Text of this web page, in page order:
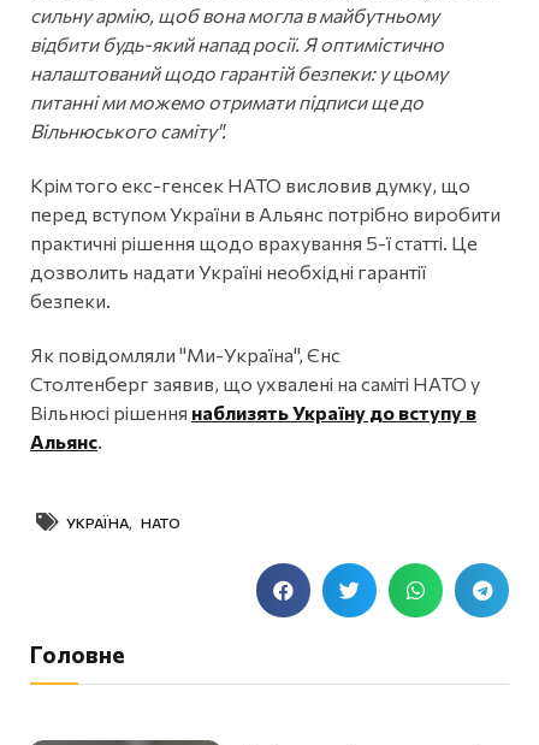
сильну армію, щоб вона могла в майбутньому
відбити будь-який напад росії. Я оптимістично
налаштований щодо гарантій безпеки: у цьому
питанні ми можемо отримати підписи ще до
Вільнюського саміту".
Крім того екс-генсек НАТО висловив думку, що
перед вступом України в Альянс потрібно виробити
практичні рішення щодо врахування 5-ї статті. Це
дозволить надати Україні необхідні гарантії
безпеки.
Як повідомляли "Ми-Україна", Єнс
Столтенберг заявив, що ухвалені на саміті НАТО у
Вільнюсі рішення наблизять Україну до вступу в
Альянс
УКРАЇНА НАТО
Головне